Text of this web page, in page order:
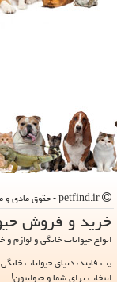
خرید و فروش
انواع حیوانات خانگی و لوازم و
پت فایند، دنیای حیوانات
انتخاب برای شما و حیوانتون!